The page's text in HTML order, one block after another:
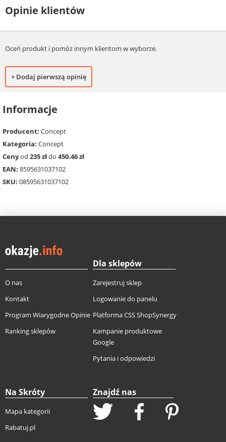
Opinie klientów
Oceń produkt i pomóż innym klientom w wyborze.
+ Dodaj pierwszą opinię
Informacje
Producent: Concept
Kategoria: Concept
Cenyod 235 złdo 450.46 zł
EAN: 8595631037102
SKU: 08595631037102
O nas
Kontakt
Program Wiarygodne Opinie
Ranking sklepów
Dla sklepów
Zarejestruj sklep
Logowanie do panelu
Platforma CSS ShopSynergy
Kampanie produktowe
Google
Pytania i odpowiedzi
Na Skróty
Mapa kategorii
Rabatuj.pl
Znajdź nas